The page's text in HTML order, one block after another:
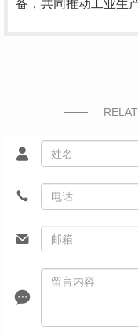
备，共同推动工业生